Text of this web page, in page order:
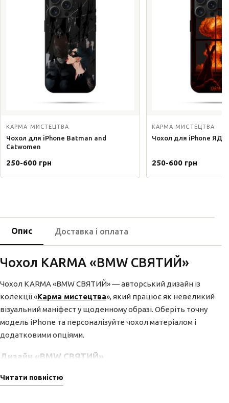
КАРМА МИСТЕЦТВА
Чохол для iPhone Batman and
Catwomen
250-600 грн
КАРМА МИСТЕЦТВА
Чохол для iPhone
250-600 грн
Опис Доставка і оплата
Чохол KARMA «BMW СВЯТИЙ»
Чохол KARMA «BMW СВЯТИЙ» — авторський дизайн із
колекції «Карма мистецтва», який працює як невеликий
візуальний маніфест у щоденному образі. Оберіть точну
модель iPhone та персоналізуйте чохол матеріалом і
додатковими опціями.
Дизайн «BMW СВЯТИЙ»
У варіанті «BMW СВЯТИЙ» головний мотив одразу
задає характер усьому чохлу. Це частина колекції
Читати повністю